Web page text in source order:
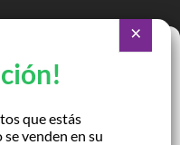
tecnologías como las cookies
dispositivo. El consentimiento
como el comportamiento de
sitio. No consentir o retirar el
Región Metropolitana
Bío Bío
que estás
venden en su